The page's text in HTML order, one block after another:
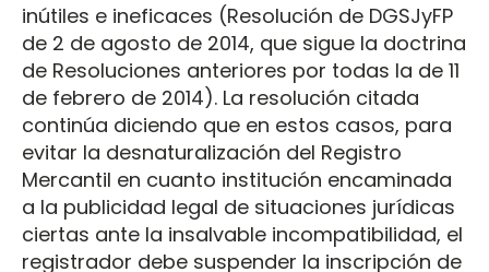
inútiles e ineficaces (Resolución de DGSJyFP
de 2 de agosto de 2014, que sigue la doctrina
de Resoluciones anteriores por todas la de 11
de febrero de 2014). La resolución citada
continúa diciendo que en estos casos, para
evitar la desnaturalización del Registro
Mercantil en cuanto institución encaminada
a la publicidad legal de situaciones jurídicas
ciertas ante la insalvable incompatibilidad, el
registrador debe suspender la inscripción de